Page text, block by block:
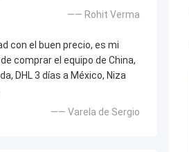
—— Rohit Verma
con el buen precio, es mi
comprar el equipo de China,
DHL 3 días a México, Niza
—— Varela de Sergio